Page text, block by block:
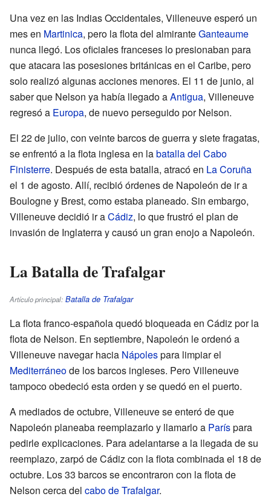
Una vez en las Indias Occidentales, Villeneuve esperó un
mes en Martinica, pero la flota del almiranteGanteaume
nunca llegó. Los oficiales franceses lo presionaban para
que atacara las posesiones británicas en el Caribe, pero
solo realizó algunas acciones menores. El 11 de junio, al
saber que Nelson ya había llegado aAntigua, Villeneuve
regresó a Europa, de nuevo perseguido por Nelson.
El 22 de julio, con veinte barcos de guerra y siete fragatas,
se enfrentó a la flota inglesa en labatalla del Cabo
Finisterre. Después de esta batalla, atracó en La Coruña
el 1 de agosto. Allí, recibió órdenes de Napoleón de ir a
Boulogne y Brest, como estaba planeado. Sin embargo,
Villeneuve decidió ir aCádiz, lo que frustró el plan de
invasión de Inglaterra y causó un gran enojo a Napoleón.
La Batalla de Trafalgar
Artículo principal: Batalla de Trafalgar
La flota franco-española quedó bloqueada en Cádiz por la
flota de Nelson. En septiembre, Napoleón le ordenó a
Villeneuve navegar hacia Nápolespara limpiar el
Mediterráneode los barcos ingleses. Pero Villeneuve
tampoco obedeció esta orden y se quedó en el puerto.
A mediados de octubre, Villeneuve se enteró de que
Napoleón planeaba reemplazarlo y llamarlo a Paríspara
pedirle explicaciones. Para adelantarse a la llegada de su
reemplazo, zarpó de Cádiz con la flota combinada el 18 de
octubre. Los 33 barcos se encontraron con la flota de
Nelson cerca del cabo de Trafalgar.